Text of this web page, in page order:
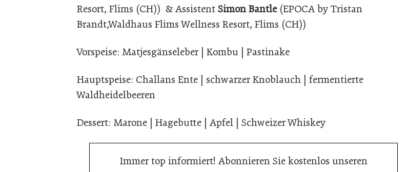
Resort, Flims (CH)) & Assistent Simon Bantle(EPOCA by Tristan
Brandt,Waldhaus Flims Wellness Resort, Flims (CH))
Vorspeise: Matjesgänseleber | Kombu | Pastinake
Hauptspeise: Challans Ente | schwarzer Knoblauch | fermentierte
Waldheidelbeeren
Dessert: Marone | Hagebutte | Apfel | Schweizer Whiskey
Immer top informiert! Abonnieren Sie kostenlos unseren